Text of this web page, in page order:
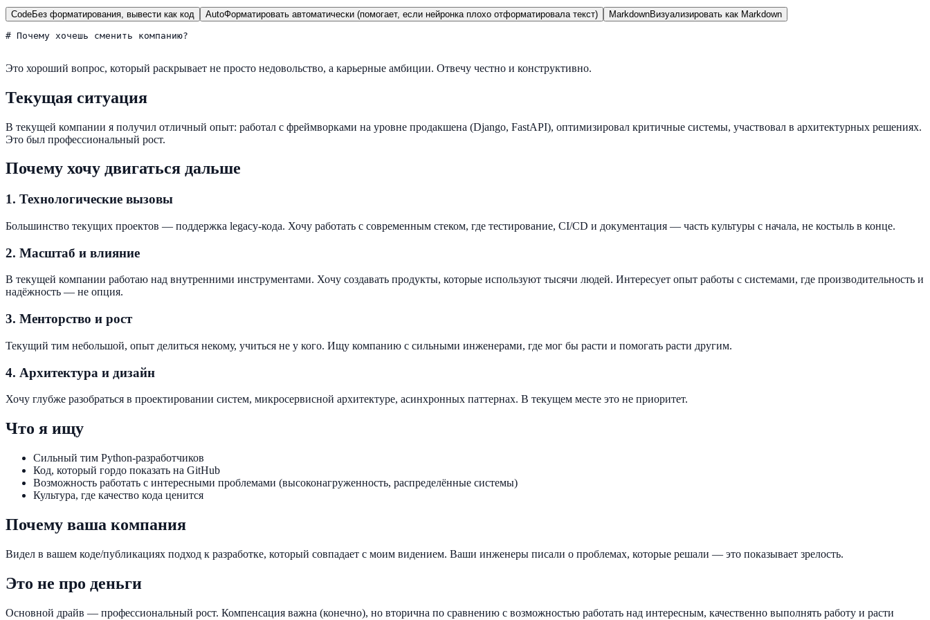
CodeБез форматирования, вывести как код AutoФорматировать автоматически (помогает, если нейронка плохо отформатировала текст) MarkdownВизуализировать как Markdown
# Почему хочешь сменить компанию?
Это хороший вопрос, который раскрывает не просто недовольство, а карьерные амбиции. Отвечу честно и конструктивно.
Текущая ситуация
В текущей компании я получил отличный опыт: работал с фреймворками на уровне продакшена (Django, FastAPI), оптимизировал критичные системы, участвовал в архитектурных решениях.
Это был профессиональный рост.
Почему хочу двигаться дальше
1. Технологические вызовы
Большинство текущих проектов — поддержка legacy-кода. Хочу работать с современным стеком, где тестирование, CI/CD и документация — часть культуры с начала, не костыль в конце.
2. Масштаб и влияние
В текущей компании работаю над внутренними инструментами. Хочу создавать продукты, которые используют тысячи людей. Интересует опыт работы с системами, где производительность и
надёжность — не опция.
3. Менторство и рост
Текущий тим небольшой, опыт делиться некому, учиться не у кого. Ищу компанию с сильными инженерами, где мог бы расти и помогать расти другим.
4. Архитектура и дизайн
Хочу глубже разобраться в проектировании систем, микросервисной архитектуре, асинхронных паттернах. В текущем месте это не приоритет.
Что я ищу
Сильный тим Python-разработчиков
Код, который гордо показать на GitHub
Возможность работать с интересными проблемами (высоконагруженность, распределённые системы)
Культура, где качество кода ценится
Почему ваша компания
Видел в вашем коде/публикациях подход к разработке, который совпадает с моим видением. Ваши инженеры писали о проблемах, которые решали — это показывает зрелость.
Это не про деньги
Основной драйв — профессиональный рост. Компенсация важна (конечно), но вторична по сравнению с возможностью работать над интересным, качественно выполнять работу и расти